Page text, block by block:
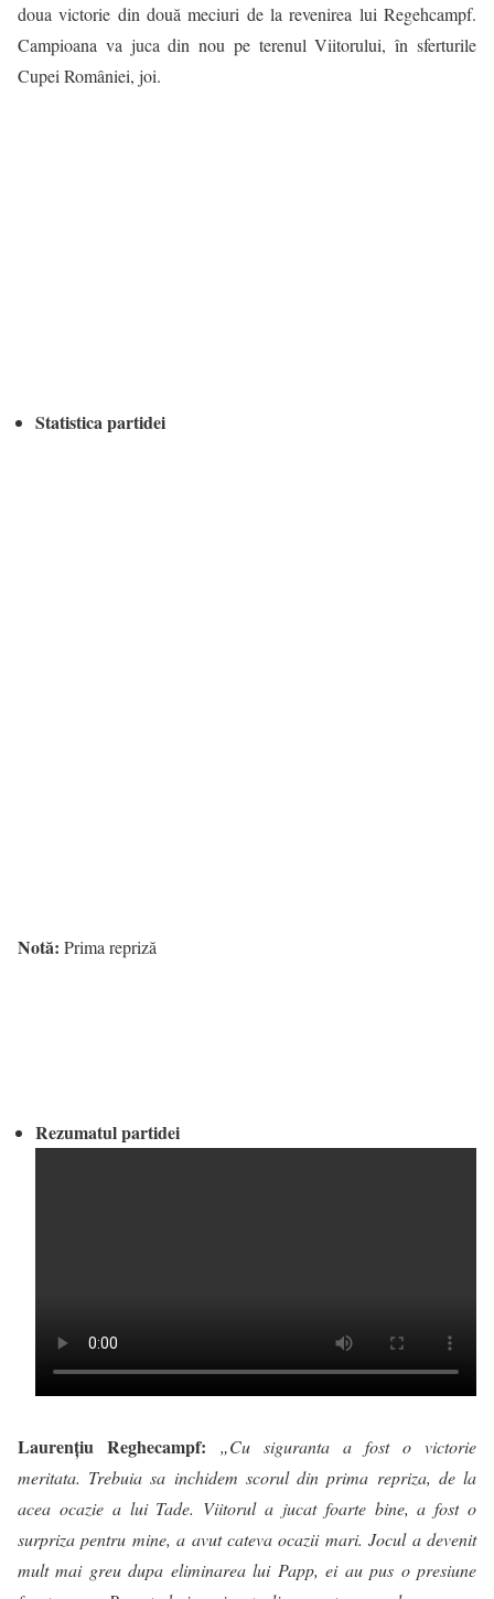
doua victorie din două meciuri de la revenirea lui Regehcampf.
Campioana va juca din nou pe terenul Viitorului, în sferturile
Cupei României, joi.
Statistica partidei
Notă: Prima repriză
Rezumatul partidei
Laurențiu Reghecampf:
„Cu siguranta a fost o victorie
meritata. Trebuia sa inchidem scorul din prima repriza, de la
acea ocazie a lui Tade. Viitorul a jucat foarte bine, a fost o
surpriza pentru mine, a avut cateva ocazii mari. Jocul a devenit
mult mai greu dupa eliminarea lui Papp, ei au pus o presiune